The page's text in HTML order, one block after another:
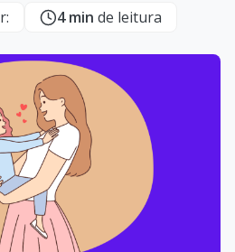
4 min de leitura